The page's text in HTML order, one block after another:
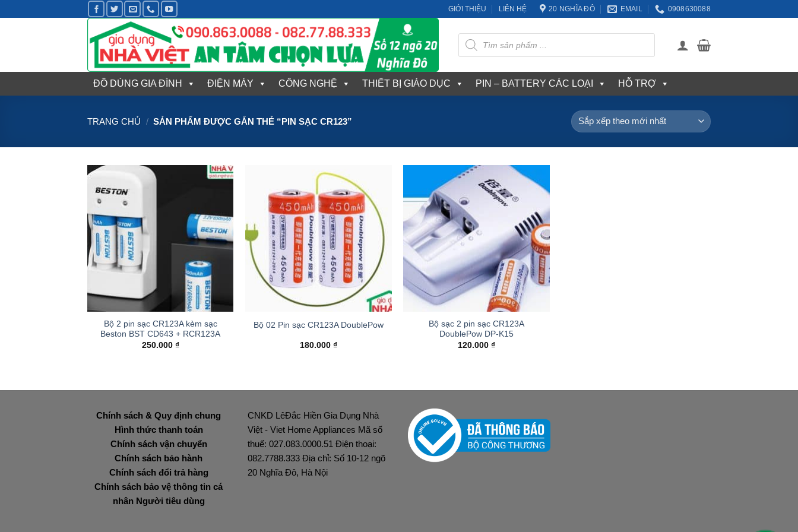
qua
GIỚI THIỆU LIÊN HỆ 20 NGHĨA ĐÔ EMAIL 0908630088
Tìm
kiếm
sản
phẩm
ĐỒ DÙNG GIA ĐÌNH ĐIỆN MÁY CÔNG NGHỆ THIẾT BỊ GIÁO DỤC PIN – BATTERY CÁC LOẠI HỖ TRỢ
TRANG CHỦ / SẢN PHẨM ĐƯỢC GẮN THẺ “PIN SẠC CR123”
+
Bộ 2 pin sạc CR123A kèm sạc
Beston BST CD643 + RCR123A
250.000 ₫
Bộ 02 Pin sạc CR123A DoublePow
180.000 ₫
+
Bộ sạc 2 pin sạc CR123A
DoublePow DP-K15
120.000₫
Chính sách & Quy định chung
Hình thức thanh toán
Chính sách vận chuyển
Chính sách bảo hành
Chính sách đổi trả hàng
Chính sách bảo vệ thông tin cá
nhân Người tiêu dùng
CNKD LêĐắc Hiền Gia Dụng Nhà
Việt - Viet Home Appliances Mã số
thuế: 027.083.0000.51 Điện thoại:
082.7788.333 Địa chỉ: Số 10-12 ngõ
20 Nghĩa Đô, Hà Nội